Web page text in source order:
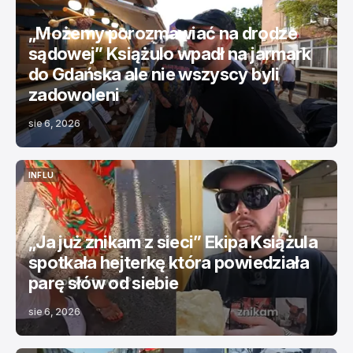
„Możemy porozmawiać na drodze
sądowej” Książulo wpadł na jarmark
do Gdańska ale nie wszyscy byli
zadowoleni
sie 6, 2026
INFLU
INFLU
„Ja już znikam z sieci” Ekipa Książula
spotkała hejterkę która powiedziała
parę słów od siebie
sie 6, 2026